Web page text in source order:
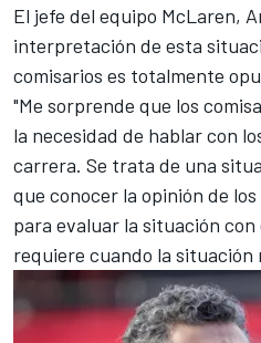
El jefe del equipo McLaren,
interpretación de esta
comisarios es totalmente
"Me sorprende que los
la necesidad de hablar con
carrera. Se trata de una
que conocer la opinión de
para evaluar la situación
requiere cuando la situación